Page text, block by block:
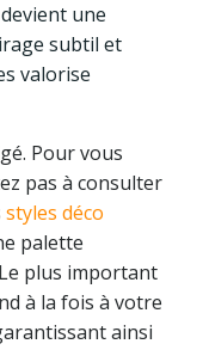
une
subtil et
valorise
Pour vous
pas à consulter
styles déco
palette
plus important
à la fois à votre
ainsi